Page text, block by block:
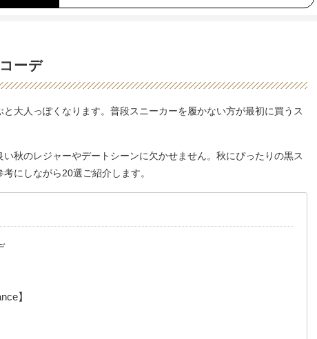
ーデ
大人っぽくなります。普段スニーカーを履かない方が最初に買うス
秋のレジャーやデートシーンに欠かせません。秋にぴったりの黒ス
にしながら20選ご紹介します。
】